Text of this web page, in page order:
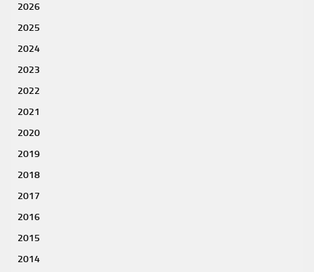
2026
2025
2024
2023
2022
2021
2020
2019
2018
2017
2016
2015
2014